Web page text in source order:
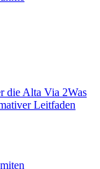
die Alta Via 2Was
Leitfaden